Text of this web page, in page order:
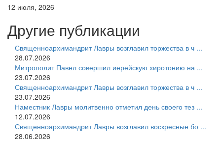
12 июля, 2026
Другие публикации
Священноархимандрит Лавры возглавил торжества в ч ...
28.07.2026
Митрополит Павел совершил иерейскую хиротонию на ...
23.07.2026
Священноархимандрит Лавры возглавил торжества в ч ...
23.07.2026
Наместник Лавры молитвенно отметил день своего тез ...
12.07.2026
Священноархимандрит Лавры возглавил воскресные бо ...
28.06.2026